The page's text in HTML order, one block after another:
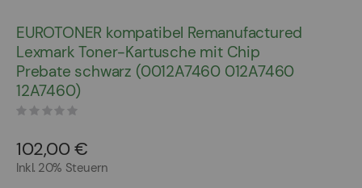
der
Bildergalerie
springen
EUROTONER kompatibel Remanufactured
Lexmark Toner-Kartusche mit Chip
Prebate schwarz (0012A7460 012A7460
12A7460)
102,00 €
Inkl. 20% Steuern